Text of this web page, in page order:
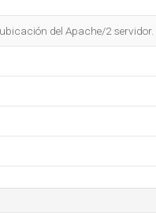
del Apache/2 servidor.